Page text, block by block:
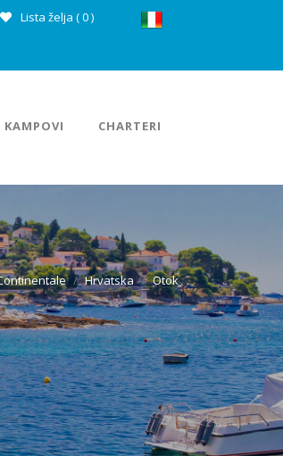
Lista želja (0)
KAMPOVI CHARTERI
Hrvatska Otok